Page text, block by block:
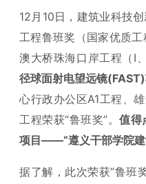
12月10日，建筑业科技
工程鲁班奖（国家优质
澳大桥珠海口岸工程（Ⅰ
径球面射电望远镜
心行政办公区A1工程、
工程荣获“鲁班奖”。 值得
项目——“遵义干部学院建
据了解，此次荣获“鲁班